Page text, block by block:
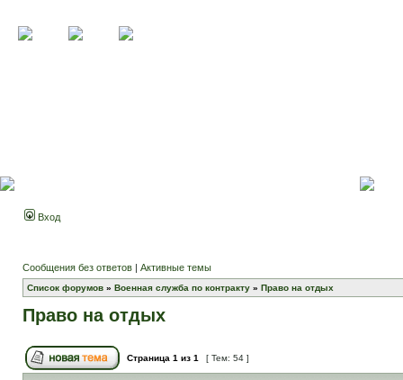
Вход
Сообщения без ответов | Активные темы
Список форумов » Военная служба по контракту » Право на отдых
Право на отдых
Страница 1 из 1 [ Тем: 54 ]